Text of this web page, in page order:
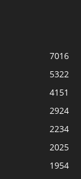
7016
5322
4151
2924
2234
2025
1954